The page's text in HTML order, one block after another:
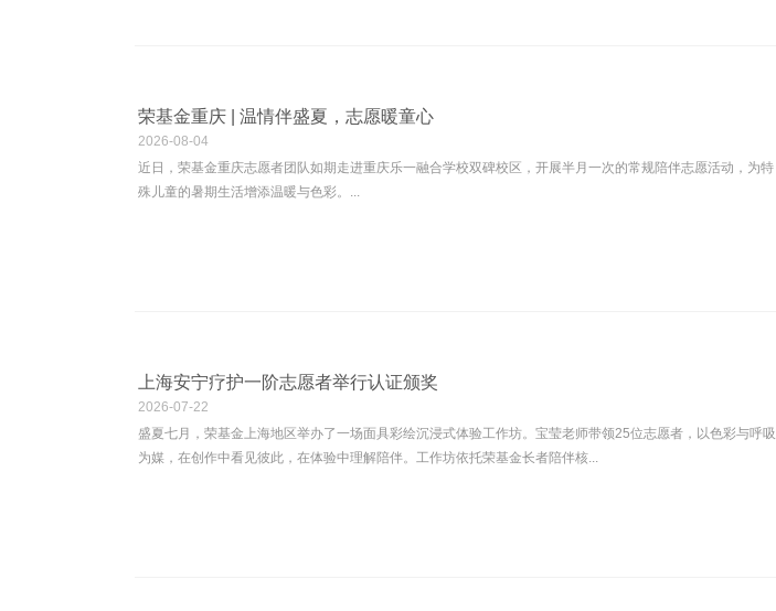
2026-08-04
荣基金重庆 | 温情伴盛夏，志愿暖童心
近日，荣基金重庆志愿者团队如期走进重庆乐一融合学校双碑校区，开展半月一次的常规陪伴志愿活动，为特
殊儿童的暑期生活增添温暖与色彩。...
2026-07-22
上海安宁疗护一阶志愿者举行认证颁奖
盛夏七月，荣基金上海地区举办了一场面具彩绘沉浸式体验工作坊。宝莹老师带领25位志愿者，以色彩与呼吸
为媒，在创作中看见彼此，在体验中理解陪伴。工作坊依托荣基金长者陪伴核...